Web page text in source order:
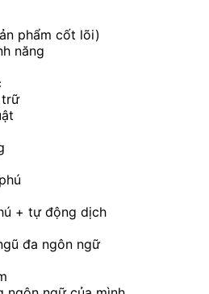
phẩm cốt lõi)
năng
trữ
+ tự động dịch
đa ngôn ngữ